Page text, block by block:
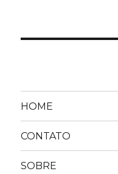
HOME
CONTATO
SOBRE